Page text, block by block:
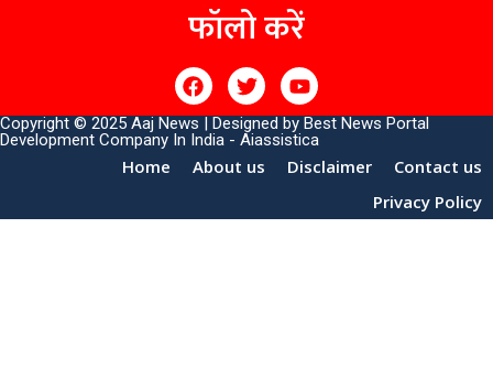
फॉलो करें
Copyright © 2025 Aaj News | Designed by Best News Portal
Development Company In India - Aiassistica
Home About us Disclaimer
Contact us
Privacy Policy